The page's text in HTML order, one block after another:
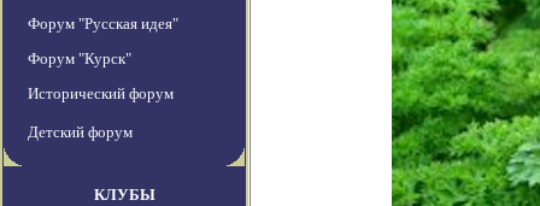
Форум "Русская идея"
Форум "Курск"
Исторический форум
Детский форум
КЛУБЫ